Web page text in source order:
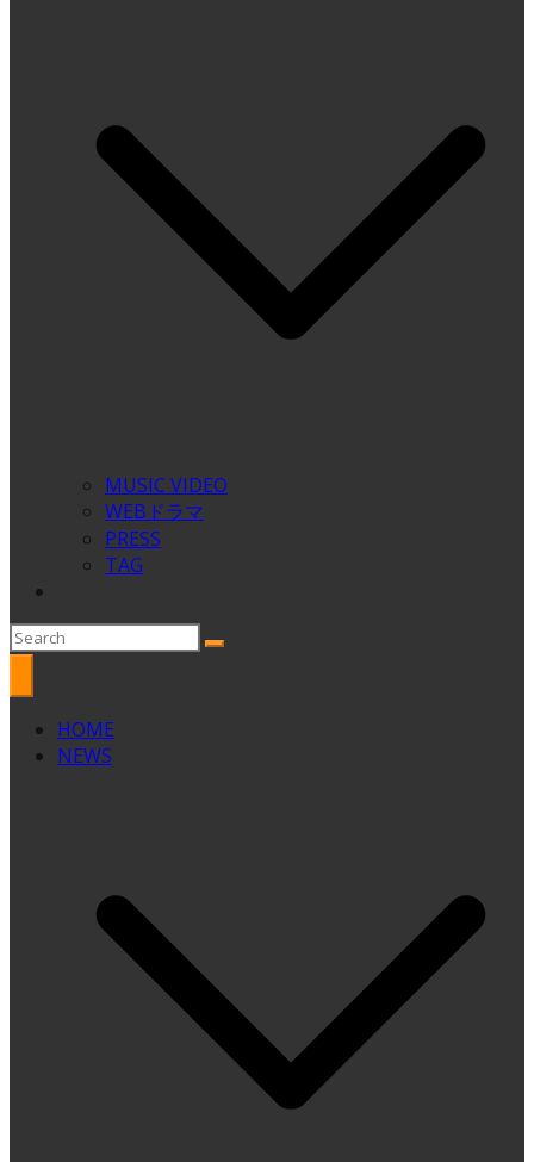
MUSIC VIDEO
WEBドラマ
PRESS
TAG
HOME
NEWS